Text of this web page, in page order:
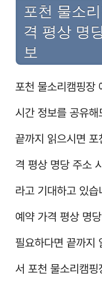
포천 물소
격 평상 명
보
포천 물소리캠핑장
시간 정보를 공유
끝까지 읽으시면
격 평상 명당 주소
라고 기대하고 있
예약 가격 평상 명
필요하다면 끝까지
서 포천 물소리캠